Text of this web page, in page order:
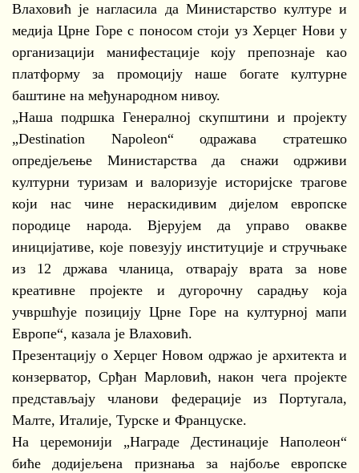
Влаховић је нагласила да Министарство културе и
медија Црне Горе с поносом стоји уз Херцег Нови у
организацији манифестације коју препознаје као
платформу за промоцију наше богате културне
баштине на међународном нивоу.
„Наша подршка Генералној скупштини и пројекту
„Destination Napoleon“ одражава стратешко
опредјељење Министарства да снажи одрживи
културни туризам и валоризује историјске трагове
који нас чине нераскидивим дијелом европске
породице народа. Вјерујем да управо овакве
иницијативе, које повезују институције и стручњаке
из 12 држава чланица, отварају врата за нове
креативне пројекте и дугорочну сарадњу која
учвршћује позицију Црне Горе на културној мапи
Европе“, казала је Влаховић.
Презентацију о Херцег Новом одржао је архитекта и
конзерватор, Срђан Марловић, након чега пројекте
представљају чланови федерације из Португала,
Малте, Италије, Турске и Француске.
На церемонији „Награде Дестинације Наполеон“
биће додијељена признања за најбоље европске